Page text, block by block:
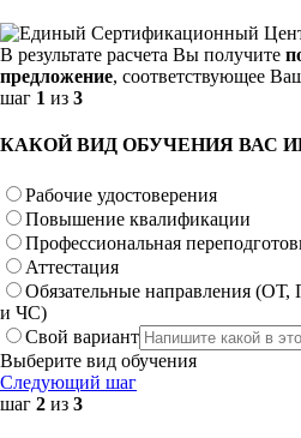
В результате расчета Вы получите
предложение, соответствующее
шаг 1 из 3
КАКОЙ ВИД ОБУЧЕНИЯ ВАС
Рабочие удостоверения
Повышение квалификации
Профессиональная
Аттестация
Обязательные направления (ОТ,
и ЧС)
Свой вариант
Выберите вид обучения
Следующий шаг
шаг 2 из 3